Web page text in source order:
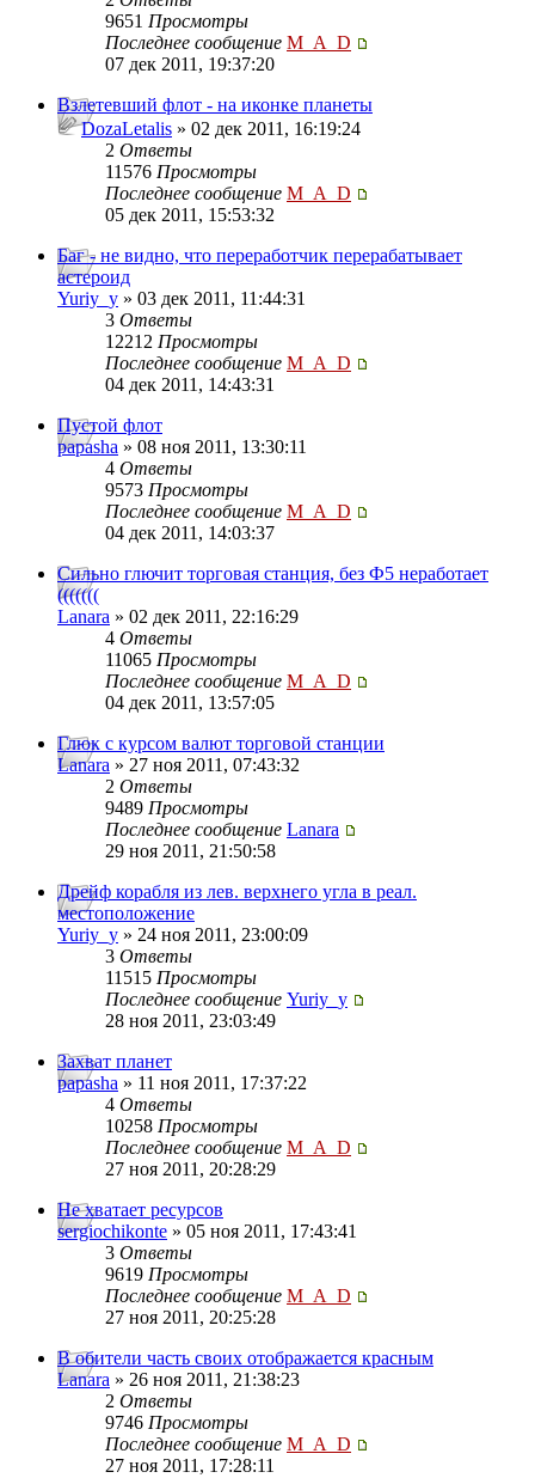
9651 Просмотры
Последнее сообщение M_A_D
07 дек 2011, 19:37:20
Взлетевший флот - на иконке планеты
DozaLetalis » 02 дек 2011, 16:19:24
2 Ответы
11576 Просмотры
Последнее сообщение M_A_D
05 дек 2011, 15:53:32
Баг - не видно, что переработчик перерабатывает
астероид
Yuriy_y » 03 дек 2011, 11:44:31
3 Ответы
12212 Просмотры
Последнее сообщение M_A_D
04 дек 2011, 14:43:31
Пустой флот
papasha » 08 ноя 2011, 13:30:11
4 Ответы
9573 Просмотры
Последнее сообщение M_A_D
04 дек 2011, 14:03:37
Сильно глючит торговая станция, без Ф5 неработает
(((((((
Lanara » 02 дек 2011, 22:16:29
4 Ответы
11065 Просмотры
Последнее сообщение M_A_D
04 дек 2011, 13:57:05
Глюк с курсом валют торговой станции
Lanara » 27 ноя 2011, 07:43:32
2 Ответы
9489 Просмотры
Последнее сообщение Lanara
29 ноя 2011, 21:50:58
Дрейф корабля из лев. верхнего угла в реал.
местоположение
Yuriy_y » 24 ноя 2011, 23:00:09
3 Ответы
11515 Просмотры
Последнее сообщение Yuriy_y
28 ноя 2011, 23:03:49
Захват планет
papasha » 11 ноя 2011, 17:37:22
4 Ответы
10258 Просмотры
Последнее сообщение M_A_D
27 ноя 2011, 20:28:29
Не хватает ресурсов
sergiochikonte » 05 ноя 2011, 17:43:41
3 Ответы
9619 Просмотры
Последнее сообщение M_A_D
27 ноя 2011, 20:25:28
В обители часть своих отображается красным
Lanara » 26 ноя 2011, 21:38:23
2 Ответы
9746 Просмотры
Последнее сообщение M_A_D
27 ноя 2011, 17:28:11